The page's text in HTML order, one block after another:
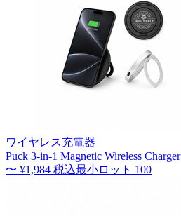
ワイヤレス充電器
Puck 3-in-1 Magnetic Wireless Charger
〜 ¥1,984 税込最小ロット 100